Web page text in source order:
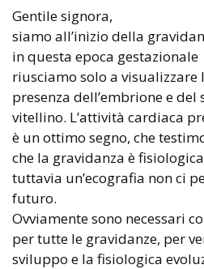
Gentile signora,
siamo all’inizio della
in questa epoca gestazionale
riusciamo solo a visualizzare
presenza dell’embrione e del
vitellino. L’attività cardiaca
è un ottimo segno, che
che la gravidanza è
tuttavia un’ecografia non ci
futuro.
Ovviamente sono necessari
per tutte le gravidanze, per
sviluppo e la fisiologica